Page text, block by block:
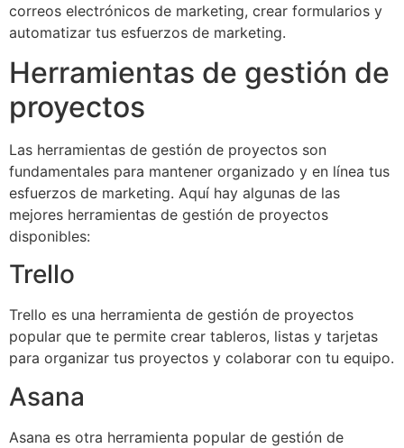
correos electrónicos de marketing, crear formularios y
automatizar tus esfuerzos de marketing.
Herramientas de gestión de
proyectos
Las herramientas de gestión de proyectos son
fundamentales para mantener organizado y en línea tus
esfuerzos de marketing. Aquí hay algunas de las
mejores herramientas de gestión de proyectos
disponibles:
Trello
Trello es una herramienta de gestión de proyectos
popular que te permite crear tableros, listas y tarjetas
para organizar tus proyectos y colaborar con tu equipo.
Asana
Asana es otra herramienta popular de gestión de